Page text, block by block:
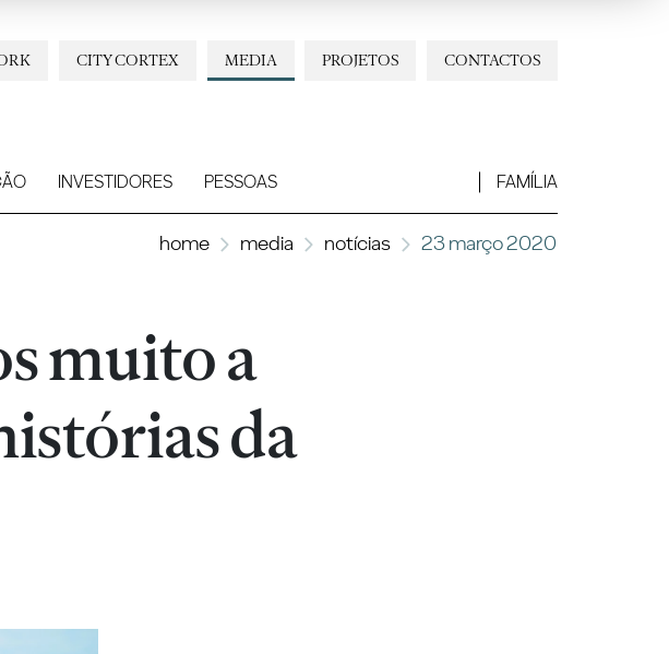
CONTACTOS
PROJETOS
MEDIA
CITY CORTEX
INVESTIDORES PESSOAS FAMÍLIA
home media notícias 23 março 2020
muito a
da